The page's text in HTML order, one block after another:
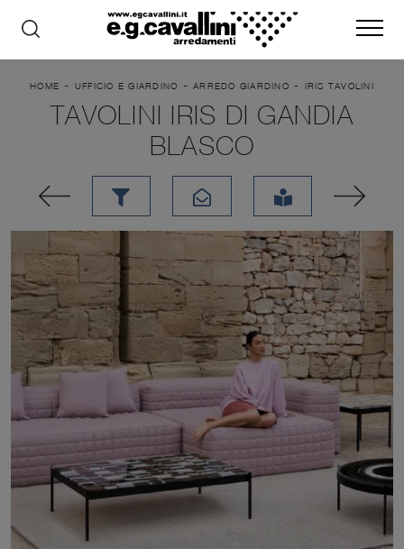
HOME - UFFICIO E GIARDINO -ARREDO GIARDINO - IRIS TAVOLINI
TAVOLINI IRIS DI GANDIA
BLASCO